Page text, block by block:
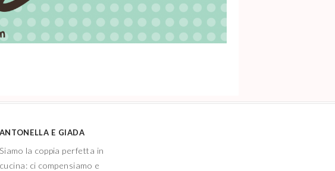
ANTONELLA E GIADA
Siamo la coppia perfetta in
cucina: ci compensiamo e